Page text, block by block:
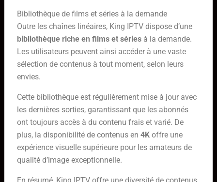
Bibliothèque de films et séries à la demande
Outre les chaînes linéaires, King IPTV dispose d’une
bibliothèque riche en films et sériesà la demande.
Les utilisateurs peuvent ainsi accéder à une vaste
sélection de contenus à tout moment, selon leurs
envies.
Cette bibliothèque est régulièrement mise à jour avec
les dernières sorties, garantissant que les abonnés
ont toujours accès à du contenu frais et varié. De
plus, la disponibilité de contenus en 4Koffre une
expérience visuelle supérieure pour les amateurs de
qualité d’image exceptionnelle.